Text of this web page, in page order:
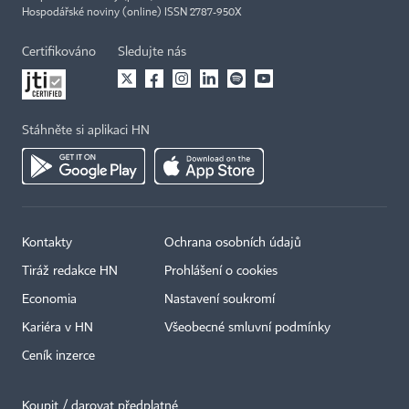
Hospodářské noviny (online) ISSN 2787-950X
Certifikováno Sledujte nás
Stáhněte si aplikaci HN
Kontakty
Tiráž redakce HN
Economia
Kariéra v HN
Ceník inzerce
Ochrana osobních údajů
Prohlášení o cookies
Nastavení soukromí
Všeobecné smluvní podmínky